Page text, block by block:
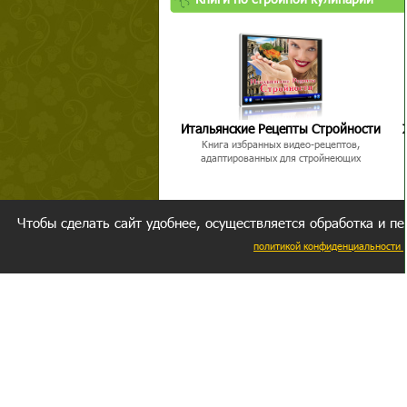
Итальянские Рецепты Стройности
Книга избранных видео-рецептов,
адаптированных для стройнеющих
Чтобы сделать сайт удобнее, осуществляется обработка и
политикой конфиденциальности